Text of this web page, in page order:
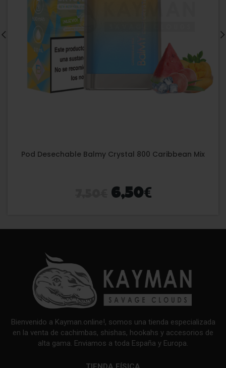
Pod Desechable Balmy Crystal 800 Caribbean Mix
6,50€
Bienvenido a Kayman.online!, somos una tienda especializada
en la venta de cachimbas, shishas, hookahs y accesorios de
alta gama. Enviamos a toda España y Europa.